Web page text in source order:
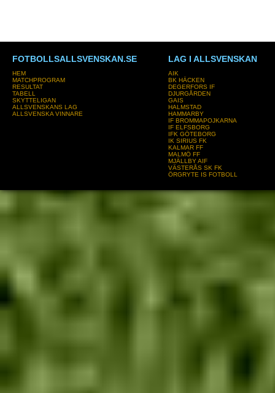
FOTBOLLSALLSVENSKAN.SE
HEM
MATCHPROGRAM
RESULTAT
TABELL
SKYTTELIGAN
ALLSVENSKANS LAG
ALLSVENSKA VINNARE
LAG I ALLSVENSKAN
AIK
BK HÄCKEN
DEGERFORS IF
DJURGÅRDEN
GAIS
HALMSTAD
HAMMARBY
IF BROMMAPOJKARNA
IF ELFSBORG
IFK GÖTEBORG
IK SIRIUS FK
KALMAR FF
MALMÖ FF
MJÄLLBY AIF
VÄSTERÅS SK FK
ÖRGRYTE IS FOTBOLL